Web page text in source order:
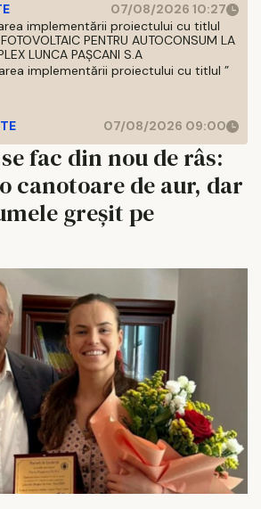
07/08/2026 10:27
implementării proiectului cu titlul
PENTRU AUTOCONSUM LA
LUNCA PAȘCANI S.A
implementării proiectului cu titlul ”
07/08/2026 09:00
fac din nou de râs:
canotoare de aur, dar
greșit pe